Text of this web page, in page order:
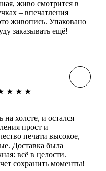
живо смотрится в
– впечатления
живопись. Упаковано
заказывать ещё!
★ ★ ★
холсте, и остался
прост и
печати высокое,
Доставка была
всё в целости.
сохранить моменты!